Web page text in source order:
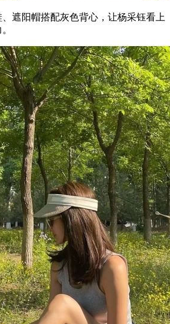
阳帽搭配灰色背心，让杨采钰看上